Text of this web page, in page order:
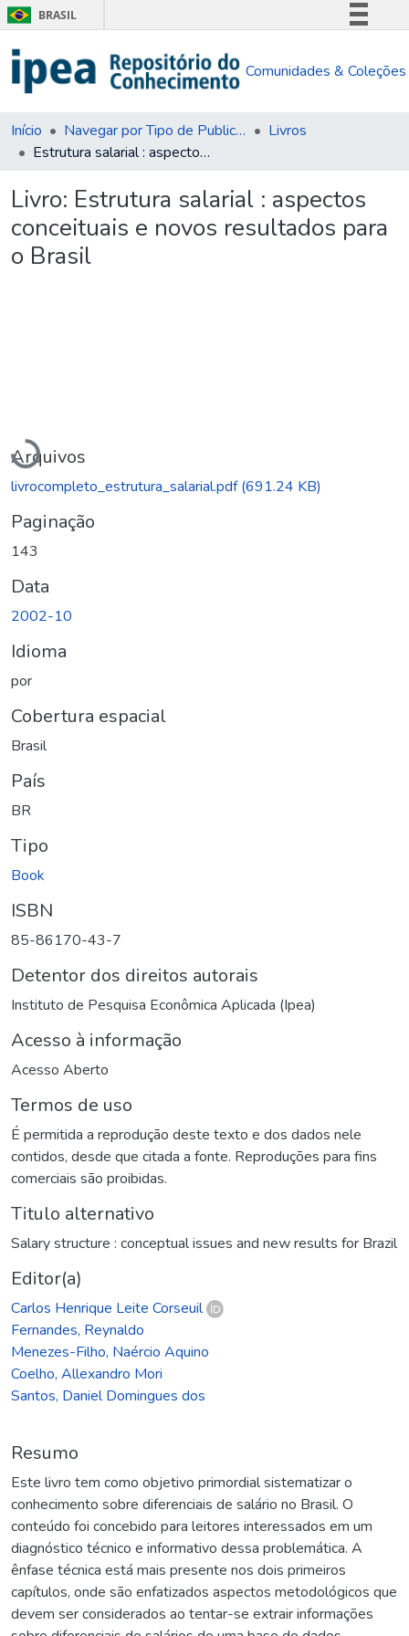
BRASIL
Comunica BR
Acesso à informação
Comunidades & Coleções
Início Navegar por Tipo de Publicação
Livros
Estrutura salarial : aspectos conceituais e novos resultados para o Brasil
Livro: Estrutura salarial : aspectos
conceituais e novos resultados para
o Brasil
Carregando...
Arquivos
livrocompleto_estrutura_salarial.pdf(691.24 KB)
Paginação
143
Data
2002-10
Idioma
por
Cobertura espacial
Brasil
País
BR
Tipo
Book
ISBN
85-86170-43-7
Detentor dos direitos autorais
Instituto de Pesquisa Econômica Aplicada (Ipea)
Acesso à informação
Acesso Aberto
Termos de uso
É permitida a reprodução deste texto e dos dados nele
contidos, desde que citada a fonte. Reproduções para fins
comerciais são proibidas.
Titulo alternativo
Salary structure : conceptual issues and new results for Brazil
Editor(a)
Carlos Henrique Leite Corseuil
Fernandes, Reynaldo
Menezes-Filho, Naércio Aquino
Coelho, Allexandro Mori
Santos, Daniel Domingues dos
Resumo
Este livro tem como objetivo primordial sistematizar o
conhecimento sobre diferenciais de salário no Brasil. O
conteúdo foi concebido para leitores interessados em um
diagnóstico técnico e informativo dessa problemática. A
ênfase técnica está mais presente nos dois primeiros
capítulos, onde são enfatizados aspectos metodológicos que
devem ser considerados ao tentar-se extrair informações